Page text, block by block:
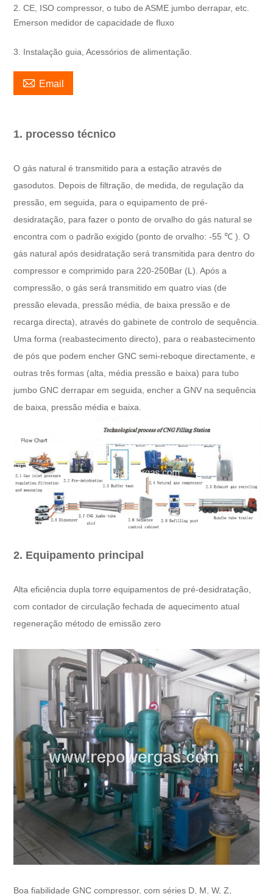
2. CE, ISO compressor, o tubo de ASME jumbo derrapar, etc.
Emerson medidor de capacidade de fluxo
3. Instalação guia, Acessórios de alimentação.
 Email
1. processo técnico
O gás natural é transmitido para a estação através de
gasodutos. Depois de filtração, de medida, de regulação da
pressão, em seguida, para o equipamento de pré-
desidratação, para fazer o ponto de orvalho do gás natural se
encontra com o padrão exigido (ponto de orvalho: -55℃). O
gás natural após desidratação será transmitida para dentro do
compressor e comprimido para 220-250Bar (L). Após a
compressão, o gás será transmitido em quatro vias (de
pressão elevada, pressão média, de baixa pressão e de
recarga directa), através do gabinete de controlo de sequência.
Uma forma (reabastecimento directo), para o reabastecimento
de pós que podem encher GNC semi-reboque directamente, e
outras três formas (alta, média pressão e baixa) para tubo
jumbo GNC derrapar em seguida, encher a GNV na sequência
de baixa, pressão média e baixa.
2. Equipamento principal
Alta eficiência dupla torre equipamentos de pré-desidratação,
com contador de circulação fechada de aquecimento atual
regeneração método de emissão zero
Boa fiabilidade GNC compressor, com séries D, M, W, Z,